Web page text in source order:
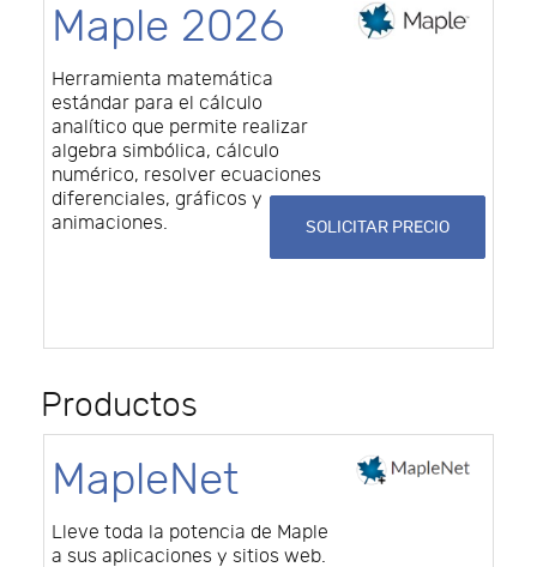
Maple 2026
Herramienta matemática
estándar para el cálculo
analítico que permite realizar
algebra simbólica, cálculo
numérico, resolver ecuaciones
diferenciales, gráficos y
animaciones.
SOLICITAR PRECIO
Productos
MapleNet
Lleve toda la potencia de Maple
a sus aplicaciones y sitios web.